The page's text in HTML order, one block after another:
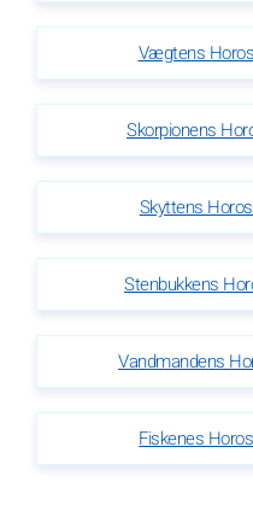
Vægtens
Skorpionens
Skyttens
Stenbukkens
Vandmandens
Fiskenes